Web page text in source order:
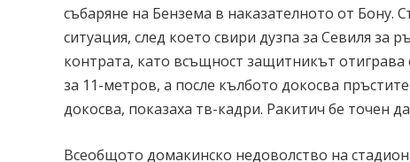
събаряне на Бензема в наказателното от
ситуация, след което свири дузпа за Севиля
контрата, като всъщност защитникът
за 11-метров, а после кълбото докосва
докосва, показаха тв-кадри. Ракитич бе точен
Всеобщото домакинско недоволство на